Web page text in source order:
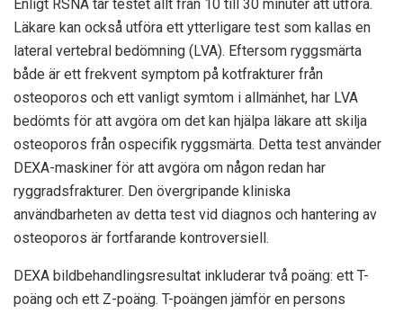
Enligt RSNA tar testet allt från 10 till 30 minuter att utföra.
Läkare kan också utföra ett ytterligare test som kallas en
lateral vertebral bedömning (LVA). Eftersom ryggsmärta
både är ett frekvent symptom på kotfrakturer från
osteoporos och ett vanligt symtom i allmänhet, har LVA
bedömts för att avgöra om det kan hjälpa läkare att skilja
osteoporos från ospecifik ryggsmärta. Detta test använder
DEXA-maskiner för att avgöra om någon redan har
ryggradsfrakturer. Den övergripande kliniska
användbarheten av detta test vid diagnos och hantering av
osteoporos är fortfarande kontroversiell.
DEXA bildbehandlingsresultat inkluderar två poäng: ett T-
poäng och ett Z-poäng. T-poängen jämför en persons